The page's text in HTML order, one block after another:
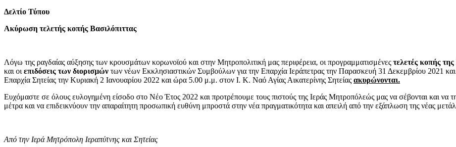
Δελτίο Τύπου
Ακύρωση τελετής κοπής Βασιλόπιττας
Λόγω της ραγδαίας αύξησης των κρουσμάτων κορωνοϊού και στην Μητροπολιτική μας περιφέρεια, οι προγραμματισμένες τελετές κοπής
και οι επιδόσεις των διορισμών των νέων Εκκλησιαστικών Συμβούλων για την Επαρχία Ιεράπετρας την Παρασκευή 31 Δεκεμβρίου 2021
Επαρχία Σητείας την Κυριακή 2 Ιανουαρίου 2022 και ώρα 5.00 μ.μ. στον Ι. Κ. Ναό Αγίας Αικατερίνης Σητείας ακυρώνονται.
Ευχόμαστε σε όλους ευλογημένη είσοδο στο Νέο Έτος 2022 και προτρέπουμε τους πιστούς της Ιεράς Μητροπόλεώς μας να σέβονται και να
μέτρα και να επιδεικνύουν την απαραίτητη προσωπική ευθύνη μπροστά στην νέα πραγματικότητα και απειλή από την εξάπλωση της νέας
Από την Ιερά Μητρόπολη Ιεραπύτνης και Σητείας